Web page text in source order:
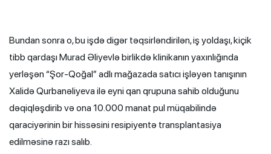
Bundan sonra o, bu işdə digər təqsirləndirilən, iş yoldaşı, kiçik
tibb qardaşı Murad Əliyevlə birlikdə klinikanın yaxınlığında
yerləşən “Şor-Qoğal” adlı mağazada satıcı işləyən tanışının
Xalidə Qurbanəliyeva ilə eyni qan qrupuna sahib olduğunu
dəqiqləşdirib və ona 10.000 manat pul müqabilində
qaraciyərinin bir hissəsini resipiyentə transplantasiya
edilməsinə razı salıb.